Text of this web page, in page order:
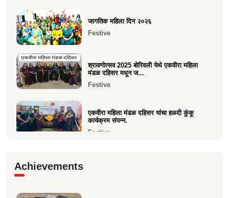
चे प्रकाशन
जागतिक महिला दिन २०२६
Festive
श्रावणोत्सव 2025 बोरिवली येथे एकवीरा महिला
मंडळ दहिसर मधून ज...
Festive
एकवीरा महिला मंडळ दहिसर यांचा हळदी कुंकू
कार्यक्रम संपन्न.
Festive
Achievements